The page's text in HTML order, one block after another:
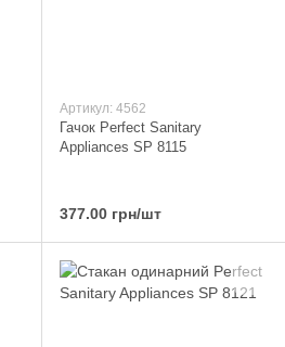
Артикул: 4562
Гачок Perfect Sanitary
Appliances SP 8115
377.00 грн/шт